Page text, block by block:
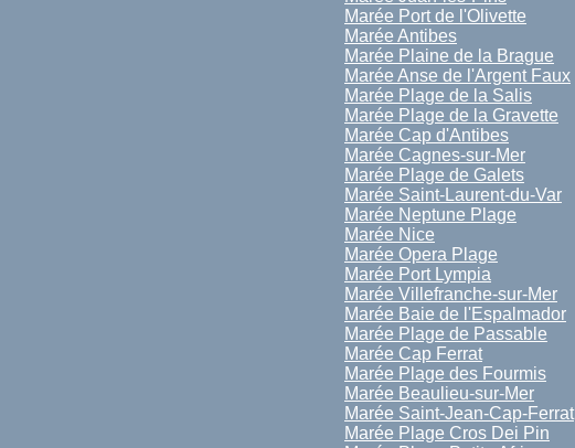
Marée Port de l'Olivette
Marée Antibes
Marée Plaine de la Brague
Marée Anse de l'Argent Faux
Marée Plage de la Salis
Marée Plage de la Gravette
Marée Cap d'Antibes
Marée Cagnes-sur-Mer
Marée Plage de Galets
Marée Saint-Laurent-du-Var
Marée Neptune Plage
Marée Nice
Marée Opera Plage
Marée Port Lympia
Marée Villefranche-sur-Mer
Marée Baie de l'Espalmador
Marée Plage de Passable
Marée Cap Ferrat
Marée Plage des Fourmis
Marée Beaulieu-sur-Mer
Marée Saint-Jean-Cap-Ferrat
Marée Plage Cros Dei Pin